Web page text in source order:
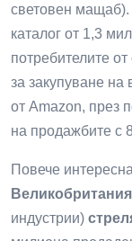
световен
каталог от 1,3
потребителите
за закупуване
от Amazon, през
на продажбите с
Повече
Великобритания
индустрии)